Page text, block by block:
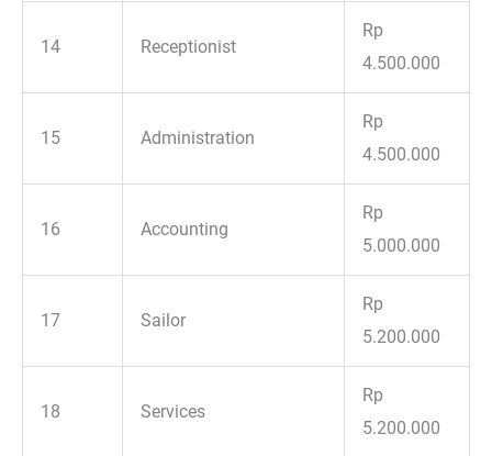
14 Receptionist
Rp
4.500.000
15 Administration
Rp
4.500.000
16 Accounting
Rp
5.000.000
17 Sailor
Rp
5.200.000
18 Services
Rp
5.200.000